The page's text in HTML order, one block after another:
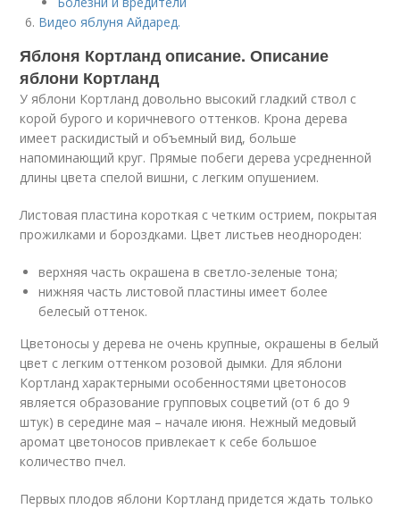
Видео яблуня Айдаред.
Яблоня Кортланд описание. Описание
яблони Кортланд
У яблони Кортланд довольно высокий гладкий ствол с
корой бурого и коричневого оттенков. Крона дерева
имеет раскидистый и объемный вид, больше
напоминающий круг. Прямые побеги дерева усредненной
длины цвета спелой вишни, с легким опушением.
Листовая пластина короткая с четким острием, покрытая
прожилками и бороздками. Цвет листьев неоднороден:
верхняя часть окрашена в светло-зеленые тона;
нижняя часть листовой пластины имеет более
белесый оттенок.
Цветоносы у дерева не очень крупные, окрашены в белый
цвет с легким оттенком розовой дымки. Для яблони
Кортланд характерными особенностями цветоносов
является образование групповых соцветий (от 6 до 9
штук) в середине мая – начале июня. Нежный медовый
аромат цветоносов привлекает к себе большое
количество пчел.
Первых плодов яблони Кортланд придется ждать только